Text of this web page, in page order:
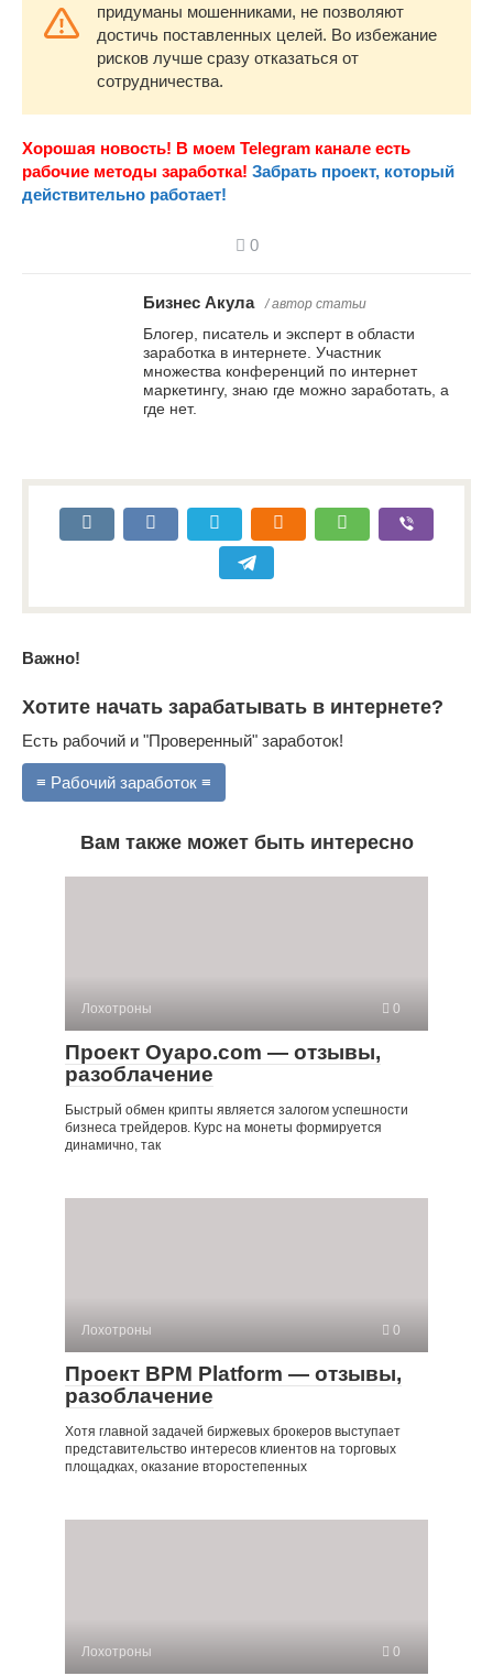
придуманы мошенниками, не позволяют
достичь поставленных целей. Во избежание
рисков лучше сразу отказаться от
сотрудничества.
Хорошая новость! В моем Telegram канале есть
рабочие методы заработка! Забрать проект, который
действительно работает!
0
Бизнес Акула / автор статьи
Блогер, писатель и эксперт в области
заработка в интернете. Участник
множества конференций по интернет
маркетингу, знаю где можно заработать, а
где нет.
Важно!
Хотите начать зарабатывать в интернете?
Есть рабочий и "Проверенный" заработок!
≡ Рабочий заработок ≡
Вам также может быть интересно
Лохотроны 0
Проект Oyapo.com — отзывы,
разоблачение
Быстрый обмен крипты является залогом успешности
бизнеса трейдеров. Курс на монеты формируется
динамично, так
Лохотроны 0
Проект BPM Platform — отзывы,
разоблачение
Хотя главной задачей биржевых брокеров выступает
представительство интересов клиентов на торговых
площадках, оказание второстепенных
Лохотроны 0